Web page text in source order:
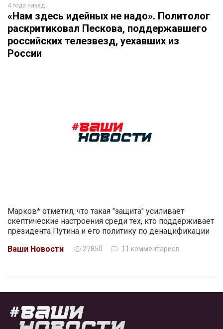
4 года назад
«Нам здесь идейных не надо». Политолог
раскритиковал Пескова, поддержавшего
российских телезвезд, уехавших из
России
Марков* отметил, что такая "защита" усиливает
скептические настроения среди тех, кто поддерживает
президента Путина и его политику по денацификации
Ваши Новости
27850 11 комментариев